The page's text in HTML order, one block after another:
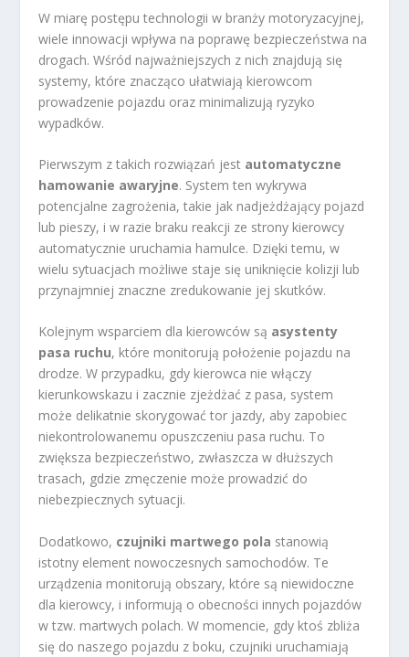
W miarę postępu technologii w branży motoryzacyjnej,
wiele innowacji wpływa na poprawę bezpieczeństwa na
drogach. Wśród najważniejszych z nich znajdują się
systemy, które znacząco ułatwiają kierowcom
prowadzenie pojazdu oraz minimalizują ryzyko
wypadków.
Pierwszym z takich rozwiązań jest automatyczne
hamowanie awaryjne. System ten wykrywa
potencjalne zagrożenia, takie jak nadjeżdżający pojazd
lub pieszy, i w razie braku reakcji ze strony kierowcy
automatycznie uruchamia hamulce. Dzięki temu, w
wielu sytuacjach możliwe staje się uniknięcie kolizji lub
przynajmniej znaczne zredukowanie jej skutków.
Kolejnym wsparciem dla kierowców są asystenty
pasa ruchu, które monitorują położenie pojazdu na
drodze. W przypadku, gdy kierowca nie włączy
kierunkowskazu i zacznie zjeżdżać z pasa, system
może delikatnie skorygować tor jazdy, aby zapobiec
niekontrolowanemu opuszczeniu pasa ruchu. To
zwiększa bezpieczeństwo, zwłaszcza w dłuższych
trasach, gdzie zmęczenie może prowadzić do
niebezpiecznych sytuacji.
Dodatkowo, czujniki martwego pola stanowią
istotny element nowoczesnych samochodów. Te
urządzenia monitorują obszary, które są niewidoczne
dla kierowcy, i informują o obecności innych pojazdów
w tzw. martwych polach. W momencie, gdy ktoś zbliża
się do naszego pojazdu z boku, czujniki uruchamiają